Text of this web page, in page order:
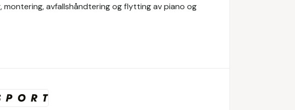
montering, avfallshåndtering og flytting av piano og